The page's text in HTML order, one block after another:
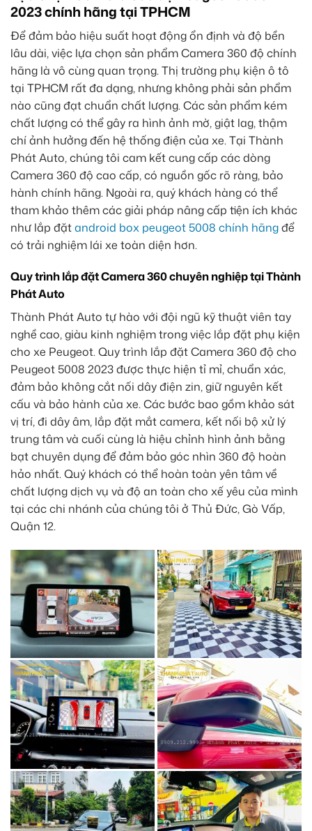
2023 chính hãng tại TPHCM
Để đảm bảo hiệu suất hoạt động ổn định và độ bền
lâu dài, việc lựa chọn sản phẩm Camera 360 độ chính
hãng là vô cùng quan trọng. Thị trường phụ kiện ô tô
tại TPHCM rất đa dạng, nhưng không phải sản phẩm
nào cũng đạt chuẩn chất lượng. Các sản phẩm kém
chất lượng có thể gây ra hình ảnh mờ, giật lag, thậm
chí ảnh hưởng đến hệ thống điện của xe. Tại Thành
Phát Auto, chúng tôi cam kết cung cấp các dòng
Camera 360 độ cao cấp, có nguồn gốc rõ ràng, bảo
hành chính hãng. Ngoài ra, quý khách hàng có thể
tham khảo thêm các giải pháp nâng cấp tiện ích khác
như lắp đặtandroid box peugeot 5008 chính hãngđể
có trải nghiệm lái xe toàn diện hơn.
Quy trình lắp đặt Camera 360 chuyên nghiệp tại Thành
Phát Auto
Thành Phát Auto tự hào với đội ngũ kỹ thuật viên tay
nghề cao, giàu kinh nghiệm trong việc lắp đặt phụ kiện
cho xe Peugeot. Quy trình lắp đặt Camera 360 độ cho
Peugeot 5008 2023 được thực hiện tỉ mỉ, chuẩn xác,
đảm bảo không cắt nối dây điện zin, giữ nguyên kết
cấu và bảo hành của xe. Các bước bao gồm khảo sát
vị trí, đi dây âm, lắp đặt mắt camera, kết nối bộ xử lý
trung tâm và cuối cùng là hiệu chỉnh hình ảnh bằng
bạt chuyên dụng để đảm bảo góc nhìn 360 độ hoàn
hảo nhất. Quý khách có thể hoàn toàn yên tâm về
chất lượng dịch vụ và độ an toàn cho xế yêu của mình
tại các chi nhánh của chúng tôi ở Thủ Đức, Gò Vấp,
Quận 12.